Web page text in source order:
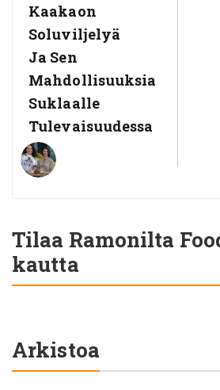
Post:
Kaakaon
Soluviljelyä
Ja Sen
Mahdollisuuksia
Suklaalle
Tulevaisuudessa
Tilaa Ramonilta
kautta
Arkistoa